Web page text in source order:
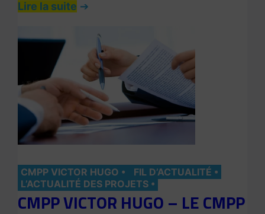
Lire la suite
CMPP VICTOR HUGO
FIL D’ACTUALITÉ
L’ACTUALITÉ DES PROJETS
CMPP VICTOR HUGO – LE CMPP